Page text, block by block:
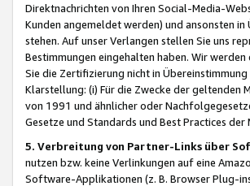
Direktnachrichten von Ihren Social-Media-
Kunden angemeldet werden) und ansonsten
stehen. Auf unser Verlangen stellen Sie uns
Bestimmungen eingehalten haben. Wir
Sie die Zertifizierung nicht in
Klarstellung: (i) Für die Zwecke der geltenden
von 1991 und ähnlicher oder
Gesetze und Standards und Best Practices
5. Verbreitung von Partner-Links über
nutzen bzw. keine Verlinkungen auf eine
Software-Applikationen (z. B. Browser Plug-